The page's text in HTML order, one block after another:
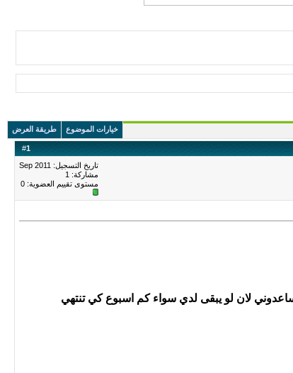
خيارات الموضوع طريقة العرض
#1
تاريخ التسجيل: Sep 2011
مشاركة: 1
مستوى تقييم العضوية: 0
لان لو يبقى لدي سواء كم اسبوع كي تنتهي